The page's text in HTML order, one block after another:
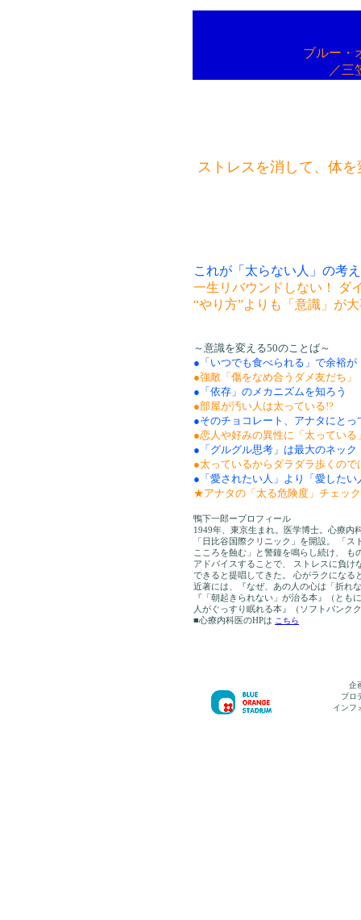
ブルー・
／三
ストレスを消して、体を
これが「太らない人」の考
一生リバウンドしない！ ダ
“やり方”よりも「意識」が
～意識を変える50のことば～
●「いつでも食べられる」で余裕
●強敵「傷をなめ合うダメ友だち」
●「依存」のメカニズムを知ろう
●部屋が汚い人は太っている!?
●そのチョコレート、アナタにと
●恋人や好みの異性に「太ってい
●「グルグル思考」は最大のネック
●太っているからダラダラ歩くの
●「愛されたい人」より「愛したい
★アナタの「太る危険度」チェッ
鴨下一郎ープロフィール
1949年、東京生まれ。医学博士。心療内
「日比谷国際クリニック」を開設。 「ス
こころを蝕む」と警鐘を鳴らし続け、 も
アドバイスすることで、 ストレスに負け
できると提唱してきた。 心がラクになる
近著には、『なぜ、あの人の心は「折れ
『「朝起きられない」が治る本』（とも
人がぐっすり眠れる本』（ソフトバンク
■心療内科医のHPは こちら
企
プロ
インフ